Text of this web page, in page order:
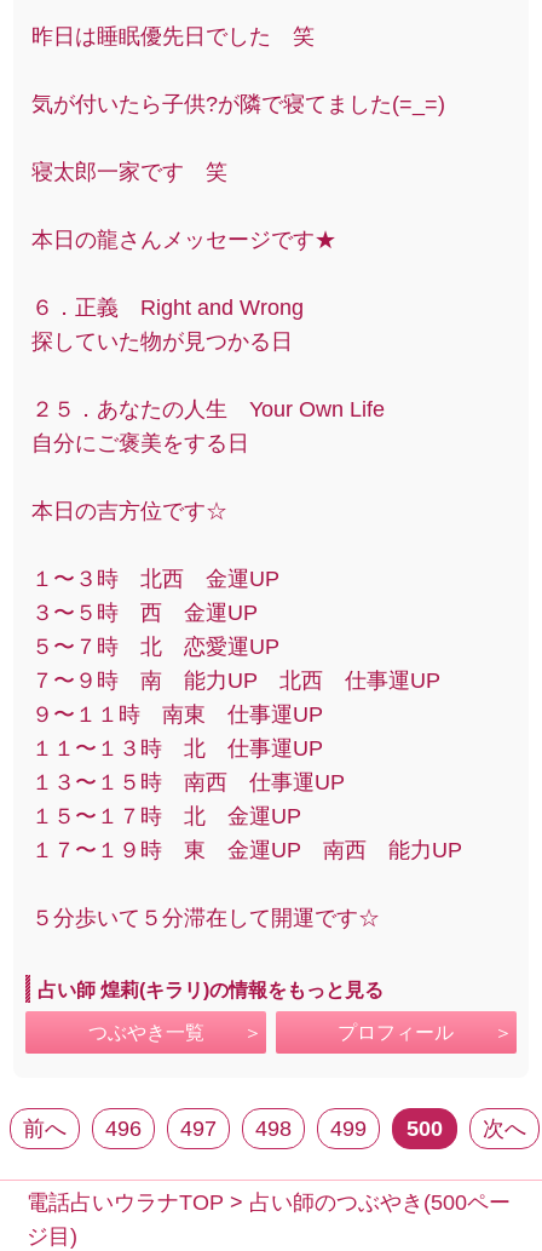
昨日は睡眠優先日でした 笑
気が付いたら子供?が隣で寝てました(=_=)
寝太郎一家です 笑
本日の龍さんメッセージです★
６．正義 Right and Wrong
探していた物が見つかる日
２５．あなたの人生 Your Own Life
自分にご褒美をする日
本日の吉方位です☆
１〜３時 北西 金運UP
３〜５時 西 金運UP
５〜７時 北 恋愛運UP
７〜９時 南 能力UP 北西 仕事運UP
９〜１１時 南東 仕事運UP
１１〜１３時 北 仕事運UP
１３〜１５時 南西 仕事運UP
１５〜１７時 北 金運UP
１７〜１９時 東 金運UP 南西 能力UP
５分歩いて５分滞在して開運です☆
占い師 煌莉(キラリ)の情報をもっと見る
つぶやき一覧 プロフィール
前へ 496 497 498 499 500 次へ
電話占いウラナTOP > 占い師のつぶやき(500ペー
ジ目)